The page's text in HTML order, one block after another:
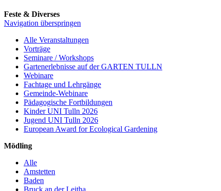
Feste & Diverses
Navigation überspringen
Alle Veranstaltungen
Vorträge
Seminare / Workshops
Gartenerlebnisse auf der GARTEN TULLN
Webinare
Fachtage und Lehrgänge
Gemeinde-Webinare
Pädagogische Fortbildungen
Kinder UNI Tulln 2026
Jugend UNI Tulln 2026
European Award for Ecological Gardening
Mödling
Alle
Amstetten
Baden
Bruck an der Leitha